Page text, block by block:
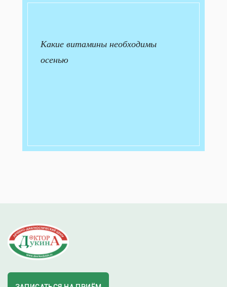
Какие витамины необходимы
осенью